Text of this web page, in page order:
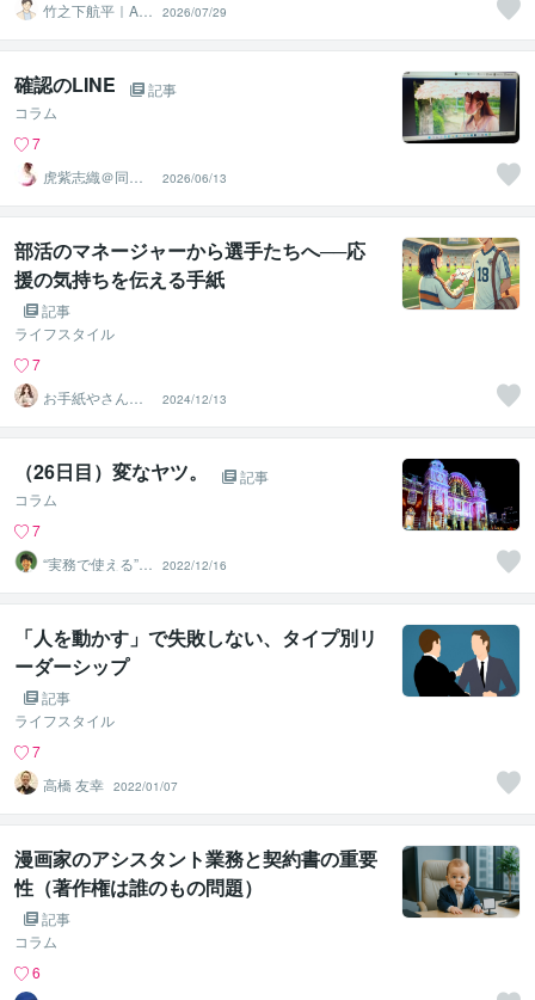
竹之下航平｜AI
時代の自走力育
成支援
2026/07/29
確認のLINE
記事
コラム
7
虎紫志織＠同じ
目線の『駆け込
み寺』
2026/06/13
部活のマネージャーから選手たちへ──応
援の気持ちを伝える手紙
記事
ライフスタイル
7
お手紙やさんの
言葉たち
2024/12/13
（26日目）変なヤツ。
記事
コラム
7
“実務で使える”改
善パートナー／
かめきち
2022/12/16
「人を動かす」で失敗しない、タイプ別リ
ーダーシップ
記事
ライフスタイル
7
高橋 友幸 2022/01/07
漫画家のアシスタント業務と契約書の重要
性（著作権は誰のもの問題）
記事
コラム
6